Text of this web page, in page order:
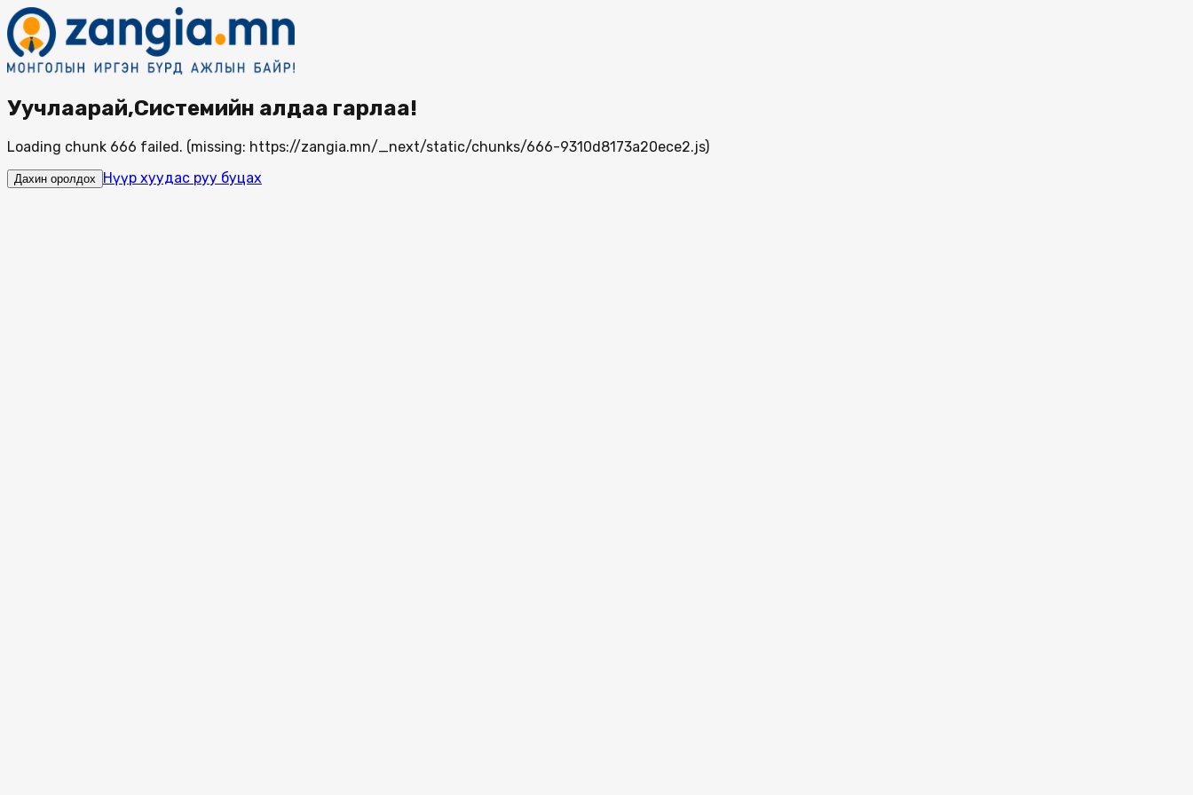
Уучлаарай,Системийн алдаа гарлаа!
Loading chunk 666 failed. (missing: https://zangia.mn/_next/static/chunks/666-9310d8173a20ece2.js)
Дахин оролдох Нүүр хуудас руу буцах